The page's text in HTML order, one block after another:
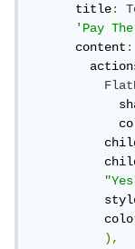
      title
:
'Pay
      content
:
),